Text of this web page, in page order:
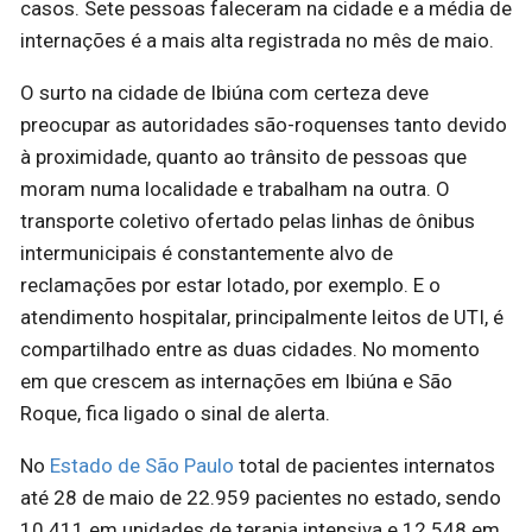
casos. Sete pessoas faleceram na cidade e a média de
internações é a mais alta registrada no mês de maio.
O surto na cidade de Ibiúna com certeza deve
preocupar as autoridades são-roquenses tanto devido
à proximidade, quanto ao trânsito de pessoas que
moram numa localidade e trabalham na outra. O
transporte coletivo ofertado pelas linhas de ônibus
intermunicipais é constantemente alvo de
reclamações por estar lotado, por exemplo. E o
atendimento hospitalar, principalmente leitos de UTI, é
compartilhado entre as duas cidades. No momento
em que crescem as internações em Ibiúna e São
Roque, fica ligado o sinal de alerta.
No Estado de São Paulo total de pacientes internatos
até 28 de maio de 22.959 pacientes no estado, sendo